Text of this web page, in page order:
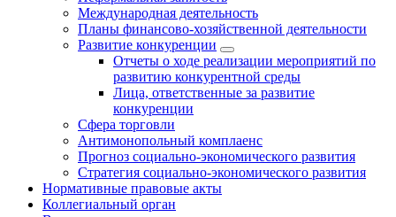
Международная деятельность
Планы финансово-хозяйственной деятельности
Развитие конкуренции
Отчеты о ходе реализации мероприятий по
развитию конкурентной среды
Лица, ответственные за развитие
конкуренции
Сфера торговли
Антимонопольный комплаенс
Прогноз социально-экономического развития
Стратегия социально-экономического развития
Нормативные правовые акты
Коллегиальный орган